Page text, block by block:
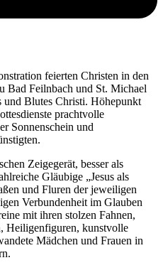
feierten Christen in den
Bad Feilnbach und St. Michael
und Blutes Christi. Höhepunkt
prachtvolle
Sonnenschein und
Zeigegerät, besser als
Gläubige „Jesus als
und Fluren der jeweiligen
Verbundenheit im Glauben
mit ihren stolzen Fahnen,
Heiligenfiguren, kunstvolle
Mädchen und Frauen in